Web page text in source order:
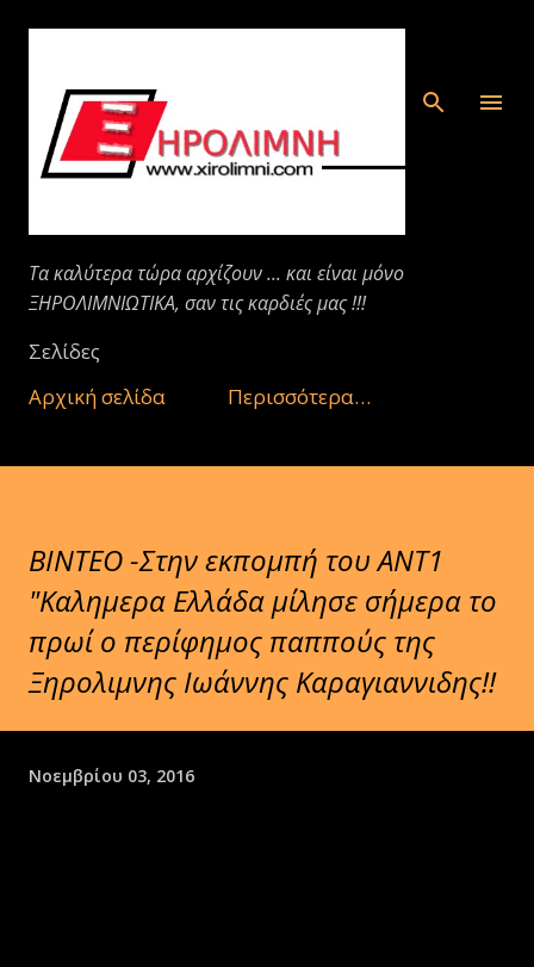
Μετάβαση στο κύριο περιεχόμενο
Τα καλύτερα τώρα αρχίζουν ... και είναι μόνο
ΞΗΡΟΛΙΜΝΙΩΤΙΚΑ, σαν τις καρδιές μας !!!
Σελίδες
Αρχική σελίδα
Περισσότερα…
BINTEO -Στην εκπομπή του ΑΝΤ1
"Καλημερα Ελλάδα μίλησε σήμερα το
πρωί ο περίφημος παππούς της
Ξηρολιμνης Ιωάννης Καραγιαννιδης!!
Νοεμβρίου 03, 2016